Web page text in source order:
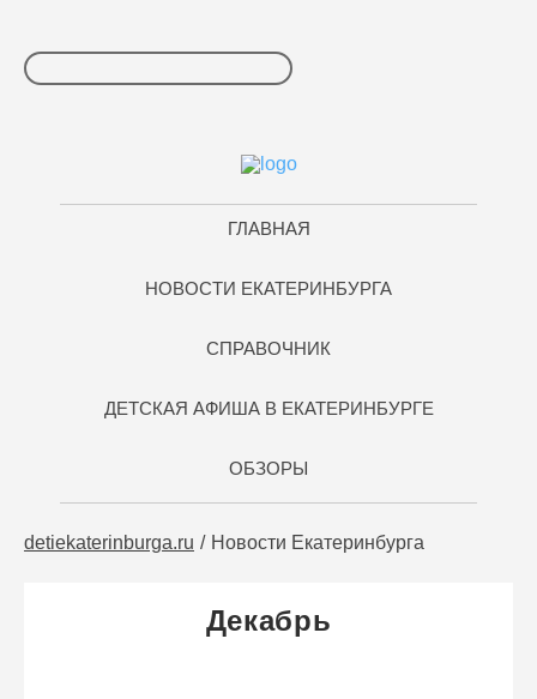
ГЛАВНАЯ
НОВОСТИ ЕКАТЕРИНБУРГА
СПРАВОЧНИК
ДЕТСКАЯ АФИША В ЕКАТЕРИНБУРГЕ
ОБЗОРЫ
detiekaterinburga.ru Новости Екатеринбурга
Декабрь